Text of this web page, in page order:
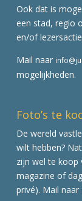
Ook dat is
een stad, regio
en/of
Mail naar
mogelijkheden.
Foto’s te
De wereld
wilt hebben?
zijn wel te koop
magazine of
privé). Mail naar